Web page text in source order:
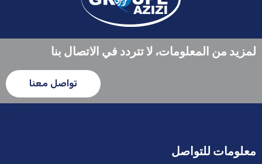
لمزيد من المعلومات، لا تتردد في الاتصال بنا
تواصل معنا
معلومات للتواصل